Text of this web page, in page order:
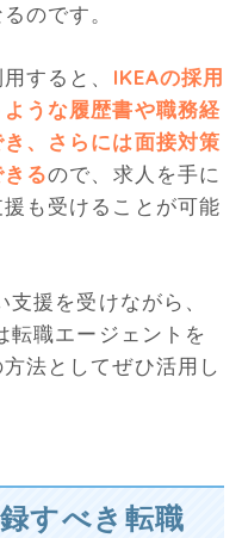
のです。
すると、 IKEAの採用
うな履歴書や職務経
、さらには面接対策
きるので、求人を手に
も受けることが可能
援を受けながら、
転職エージェントを
法としてぜひ活用し
すべき転職